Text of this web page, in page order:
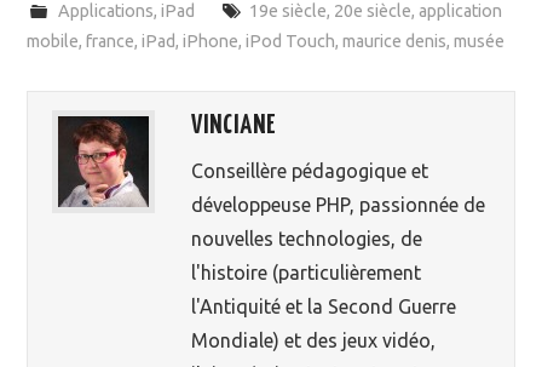
Applications, iPad 19e siècle, 20e siècle, application
mobile,france,iPad,iPhone,iPod Touch,maurice denis,musée
VINCIANE
Conseillère pédagogique et
développeuse PHP, passionnée de
nouvelles technologies, de
l'histoire (particulièrement
l'Antiquité et la Second Guerre
Mondiale) et des jeux vidéo,